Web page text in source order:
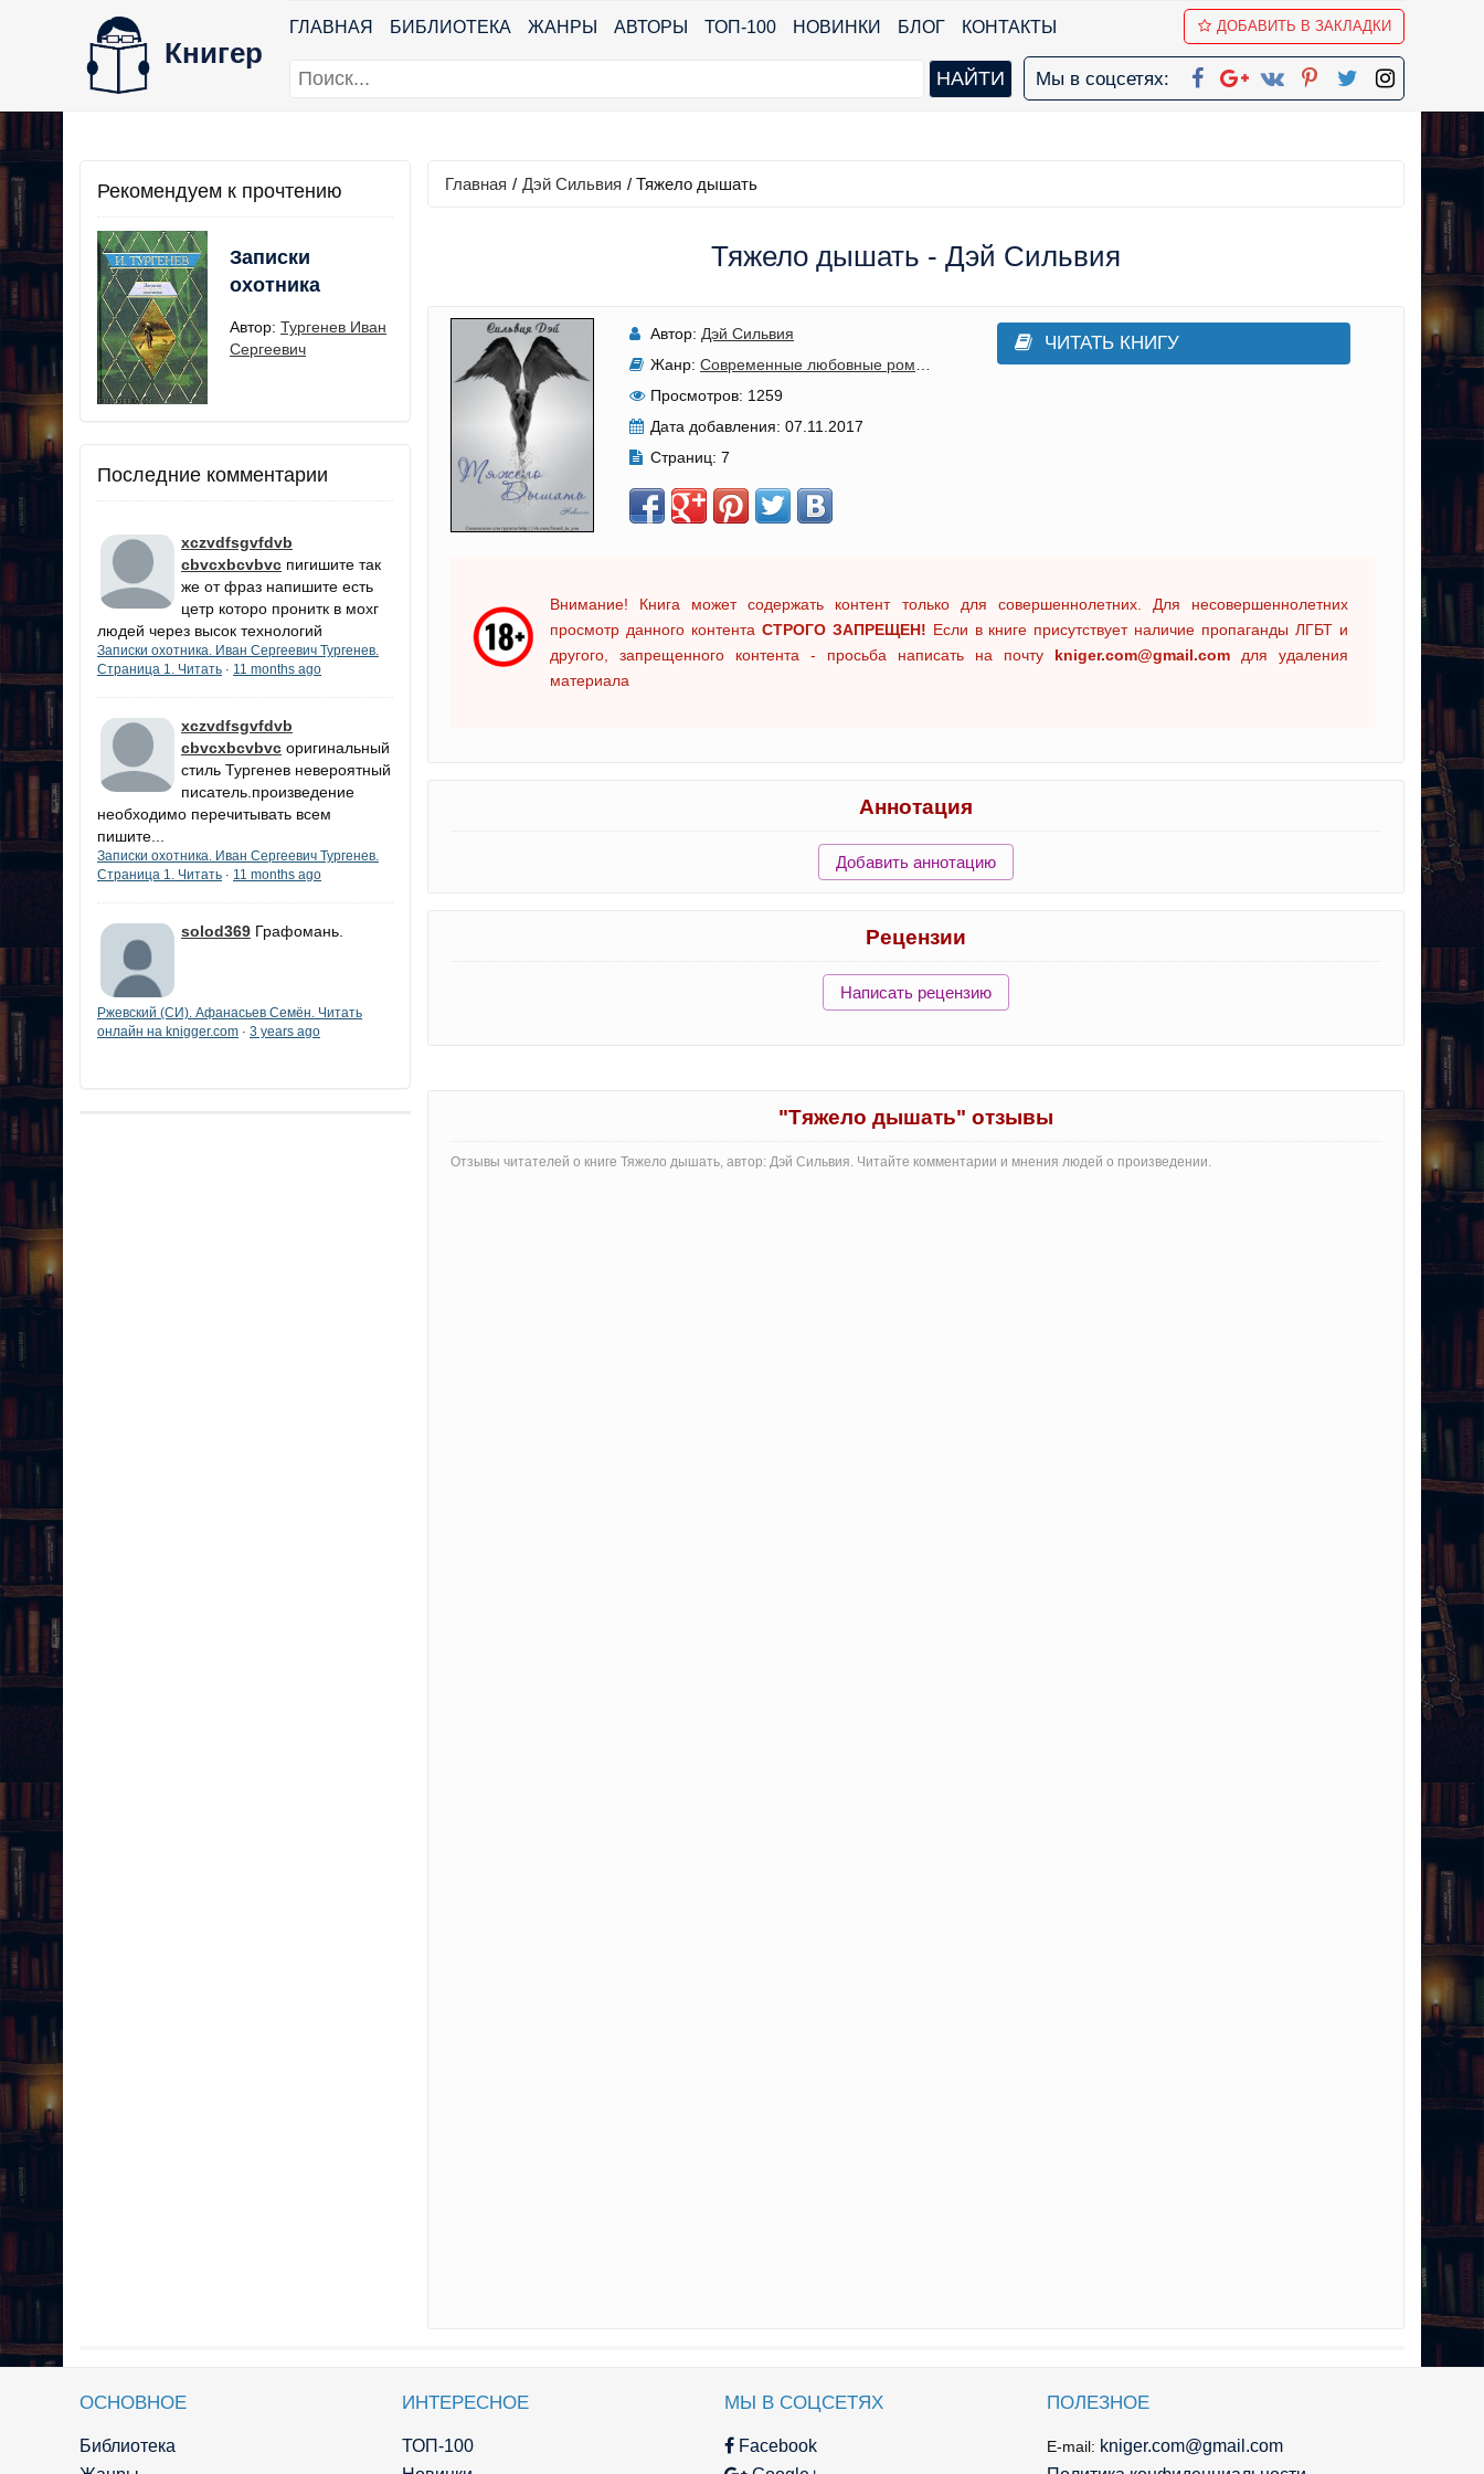
Книгер
ГЛАВНАЯ БИБЛИОТЕКА ЖАНРЫ АВТОРЫ ТОП-100 НОВИНКИ БЛОГ КОНТАКТЫ ДОБАВИТЬ В ЗАКЛАДКИ
Мы в соцсетях:
Рекомендуем к прочтению
Записки
охотника
Автор: Тургенев Иван
Сергеевич
Последние комментарии
xczvdfsgvfdvb
cbvcxbcvbvc пигишите так
же от фраз напишите есть
цетр которо пронитк в мохг
людей через высок технологий
Записки охотника. Иван Сергеевич Тургенев.
Страница 1. Читать · 11 months ago
xczvdfsgvfdvb
cbvcxbcvbvc оригинальный
стиль Тургенев невероятный
писатель.произведение
необходимо перечитывать всем
пишите...
Записки охотника. Иван Сергеевич Тургенев.
Страница 1. Читать · 11 months ago
solod369 Графомань.
Ржевский (СИ). Афанасьев Семён. Читать
онлайн на knigger.com · 3 years ago
Главная / Дэй Сильвия / Тяжело дышать
Тяжело дышать - Дэй Сильвия
Автор: Дэй Сильвия
Жанр: Современные любовные романы
Просмотров: 1259
Дата добавления: 07.11.2017
Страниц: 7
ЧИТАТЬ КНИГУ
Внимание! Книга может содержать контент только для совершеннолетних. Для несовершеннолетних
просмотр данного контента СТРОГО ЗАПРЕЩЕН! Если в книге присутствует наличие пропаганды ЛГБТ и
другого, запрещенного контента - просьба написать на почту kniger.com@gmail.com для удаления
материала
Аннотация
Добавить аннотацию
Рецензии
Написать рецензию
"Тяжело дышать" отзывы
Отзывы читателей о книге Тяжело дышать, автор: Дэй Сильвия. Читайте комментарии и мнения людей о произведении.
ОСНОВНОЕ
Библиотека
ИНТЕРЕСНОЕ
ТОП-100
МЫ В СОЦСЕТЯХ
Facebook
ПОЛЕЗНОЕ
E-mail: kniger.com@gmail.com